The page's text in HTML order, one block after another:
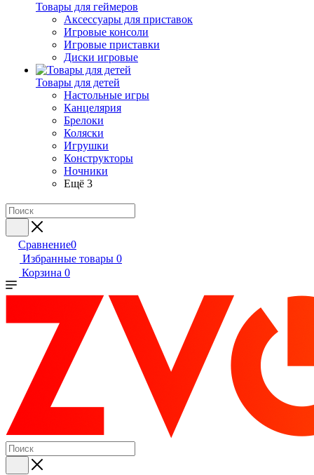
Товары для геймеров
Аксессуары для приставок
Игровые консоли
Игровые приставки
Диски игровые
Товары для детей
Настольные игры
Канцелярия
Брелоки
Коляски
Игрушки
Конструкторы
Ночники
Ещё 3
Сравнение0
Избранные товары 0
Корзина 0